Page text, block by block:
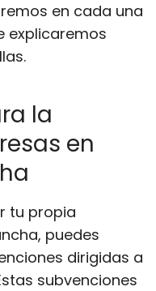
en cada una
explicaremos
la
en
tu propia
puedes
dirigidas a
subvenciones